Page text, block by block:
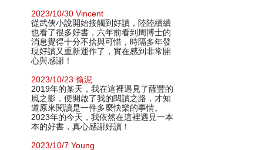
2023/10/30 Vincent
從武俠小說開始接觸到好讀，陸陸續續
也看了很多好書，六年前看到周博士的
消息覺得十分不捨與可惜，時隔多年發
現好讀又重新運作了，實在感到非常開
心與感謝！
2023/10/23 偷泥
2019年的某天，我在這裡遇見了薩豐的
風之影，便開啟了我的閱讀之路，才知
道原來閱讀是一件多麼快樂的事情。
2023年的今天，我依然在這裡遇見一本
本的好書，真心感謝好讀！
2023/10/7 Young